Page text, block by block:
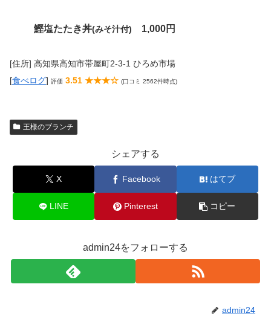
鰹塩たたき丼(みそ汁付) 1,000円
[住所] 高知県高知市帯屋町2-3-1 ひろめ市場
[食べログ] 評価 3.51 ★★★☆ (口コミ 2562件時点)
王様のブランチ
シェアする
X Facebook はてブ
LINE Pinterest コピー
admin24をフォローする
admin24